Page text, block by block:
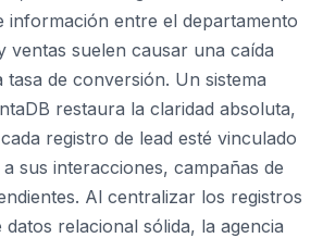
información entre el departamento
ventas suelen causar una caída
tasa de conversión. Un sistema
restaura la claridad absoluta,
registro de lead esté vinculado
sus interacciones, campañas de
Al centralizar los registros
datos relacional sólida, la agencia